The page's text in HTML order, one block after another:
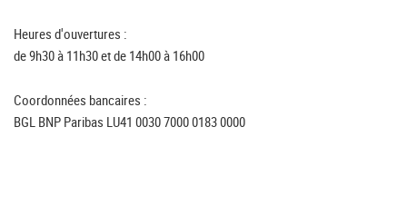
Heures d'ouvertures :
de 9h30 à 11h30 et de 14h00 à 16h00
Coordonnées bancaires :
BGL BNP Paribas LU41 0030 7000 0183 0000